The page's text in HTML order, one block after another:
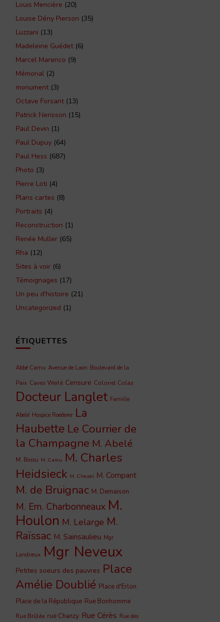
Louis Mencière (20)
Louise Dény Pierson (35)
Luzzani (13)
Madeleine Guédet(6)
Marcel Marenco (9)
Mémorial (2)
monument(3)
Octave Forsant(13)
Patrick Nerisson (15)
Paul Devin (1)
Paul Dupuy (64)
Paul Hess (687)
Photo (3)
Pierre Loti (4)
Plans cartes (8)
Portraits (4)
Reconstruction (1)
Renée Muller (65)
Rha (12)
Sites à voir (6)
Témoignages (17)
Un peu d'histoire (21)
Uncategorized (1)
ÉTIQUETTES
Abbé Camu Avenue de Laon Boulevard de la
Paix Caves Werlé Censure Colonel Colas
Docteur Langlet Famille
Abelé Hospice Roederer La
Haubette Le Courrier de
la Champagne M. Abelé
M. Bossu M. Camu M. Charles
Heidsieck M. Chezel M. Compant
M. de Bruignac M. Demaison
M. Em. Charbonneaux M.
Houlon M. Lelarge M.
Raïssac M. Sainsaulieu Mgr
Landrieux Mgr Neveux
Petites soeurs des pauvres Place
Amélie Doublié Place d'Erlon
Place de la République Rue Bonhomme
Rue Brûlée rue Chanzy Rue Cérès Rue des